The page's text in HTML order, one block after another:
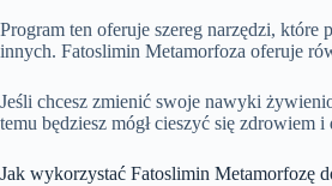
Program ten oferuje szereg narzędzi,
innych. Fatoslimin Metamorfoza oferuje
Jeśli chcesz zmienić swoje nawyki
temu będziesz mógł cieszyć się zdrowiem
Jak wykorzystać Fatoslimin Metamorfozę